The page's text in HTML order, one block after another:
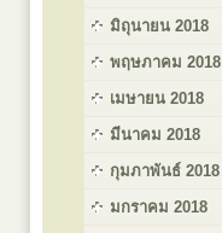
มิถุนายน 2018
พฤษภาคม 2018
เมษายน 2018
มีนาคม 2018
กุมภาพันธ์ 2018
มกราคม 2018